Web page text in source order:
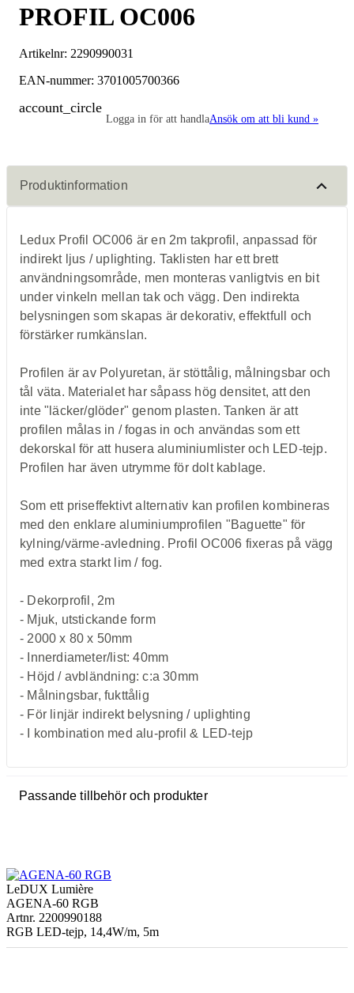
PROFIL OC006
Artikelnr: 2290990031
EAN-nummer: 3701005700366
account_circle
Logga in för att handlaAnsök om att bli kund »
Produktinformation
Ledux Profil OC006 är en 2m takprofil, anpassad för
indirekt ljus / uplighting. Taklisten har ett brett
användningsområde, men monteras vanligtvis en bit
under vinkeln mellan tak och vägg. Den indirekta
belysningen som skapas är dekorativ, effektfull och
förstärker rumkänslan.
Profilen är av Polyuretan, är stöttålig, målningsbar och
tål väta. Materialet har såpass hög densitet, att den
inte "läcker/glöder" genom plasten. Tanken är att
profilen målas in / fogas in och användas som ett
dekorskal för att husera aluminiumlister och LED-tejp.
Profilen har även utrymme för dolt kablage.
Som ett priseffektivt alternativ kan profilen kombineras
med den enklare aluminiumprofilen "Baguette" för
kylning/värme-avledning. Profil OC006 fixeras på vägg
med extra starkt lim / fog.
- Dekorprofil, 2m
- Mjuk, utstickande form
- 2000 x 80 x 50mm
- Innerdiameter/list: 40mm
- Höjd / avbländning: c:a 30mm
- Målningsbar, fukttålig
- För linjär indirekt belysning / uplighting
- I kombination med alu-profil & LED-tejp
Passande tillbehör och produkter
LeDUX Lumière
AGENA-60 RGB
Artnr. 2200990188
RGB LED-tejp, 14,4W/m, 5m